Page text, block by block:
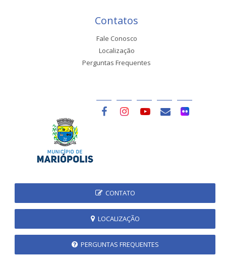
Contatos
Fale Conosco
Localização
Perguntas Frequentes
CONTATO
LOCALIZAÇÃO
PERGUNTAS FREQUENTES